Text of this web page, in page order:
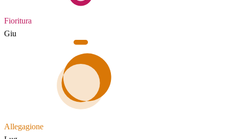
Fioritura
Giu
Allegagione